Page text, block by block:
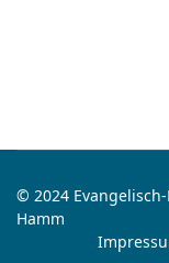
© 2024
Hamm